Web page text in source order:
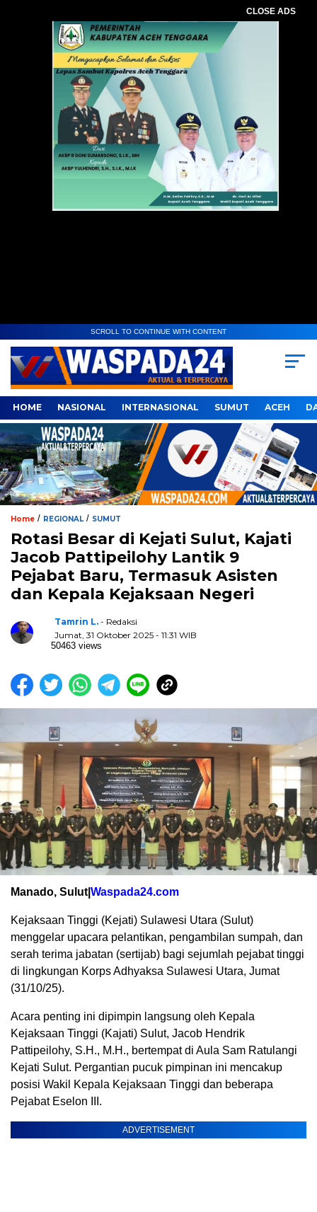
CLOSE ADS
SCROLL TO CONTINUE WITH CONTENT
HOME NASIONAL INTERNASIONAL SUMUT ACEH
Home / REGIONAL / SUMUT
Rotasi Besar di Kejati Sulut, Kajati
Jacob Pattipeilohy Lantik 9
Pejabat Baru, Termasuk Asisten
dan Kepala Kejaksaan Negeri
Tamrin L. - Redaksi
Jumat, 31 Oktober 2025 - 11:31 WIB
50463 views
Manado, Sulut| Waspada24.com
Kejaksaan Tinggi (Kejati) Sulawesi Utara (Sulut)
menggelar upacara pelantikan, pengambilan sumpah, dan
serah terima jabatan (sertijab) bagi sejumlah pejabattinggi
di lingkungan KorpsAdhyaksa Sulawesi Utara, Jumat
(31/10/25).
Acara penting ini dipimpin langsung oleh Kepala
Kejaksaan Tinggi (Kajati) Sulut, Jacob Hendrik
Pattipeilohy, S.H., M.H., bertempat di Aula Sam Ratulangi
Kejati Sulut. Pergantian pucuk pimpinan ini mencakup
posisi Wakil Kepala Kejaksaan Tinggi dan beberapa
Pejabat Eselon III.
ADVERTISEMENT